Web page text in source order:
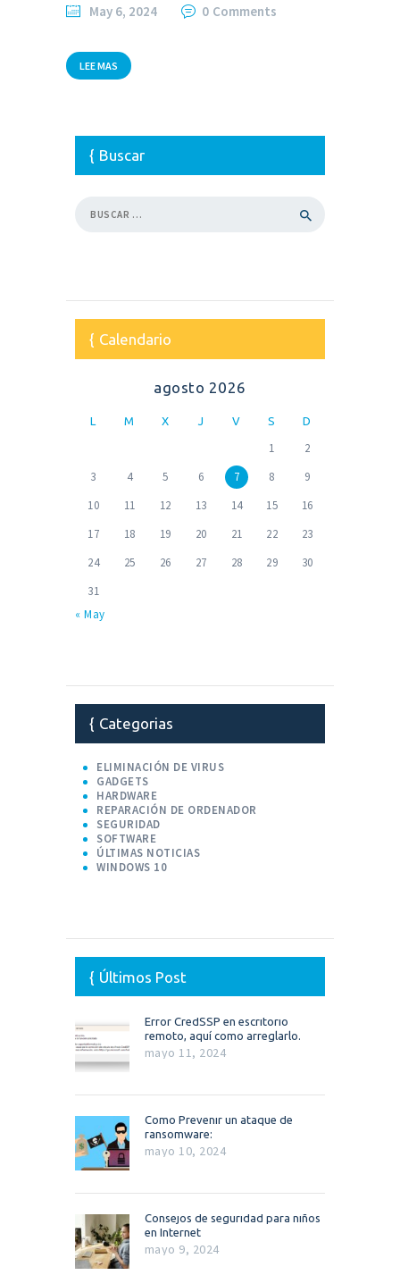
May 6, 2024 0 Comments
LEE MAS
Buscar
Calendario
agosto 2026
L M X J V S D
1
2
3
4 5 6 7 8
9
10
11 12 13 14 15
16
17
18 19 20 21 22
23
24
25 26 27 28 29
30
31
« May
Categorias
ELIMINACIÓN DE VIRUS
GADGETS
HARDWARE
REPARACIÓN DE ORDENADOR
SEGURIDAD
SOFTWARE
ÚLTIMAS NOTICIAS
WINDOWS 10
Últimos Post
Error CredSSP en escritorio
remoto, aquí como arreglarlo.
mayo 11, 2024
Como Prevenir un ataque de
ransomware:
mayo 10, 2024
Consejos de seguridad para niños
en Internet
mayo 9, 2024